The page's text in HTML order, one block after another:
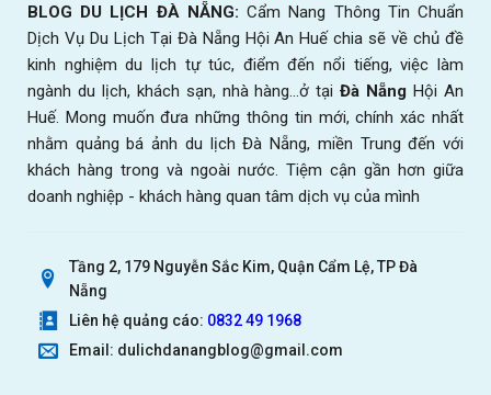
BLOG DU LỊCH ĐÀ NẴNG: Cẩm Nang Thông Tin Chuẩn
Dịch Vụ Du Lịch Tại Đà Nẵng Hội An Huế chia sẽ về chủ đề
kinh nghiệm du lịch tự túc, điểm đến nổi tiếng, việc làm
ngành du lịch, khách sạn, nhà hàng...ở tạiĐà Nẵng Hội An
Huế. Mong muốn đưa những thông tin mới, chính xác nhất
nhằm quảng bá ảnh du lịch Đà Nẵng, miền Trung đến với
khách hàng trong và ngoài nước. Tiệm cận gần hơn giữa
doanh nghiệp - khách hàng quan tâm dịch vụ của mình
Tầng 2, 179 Nguyễn Sắc Kim, Quận Cẩm Lệ, TP Đà
Nẵng
Liên hệ quảng cáo: 0832 49 1968
Email: dulichdanangblog@gmail.com